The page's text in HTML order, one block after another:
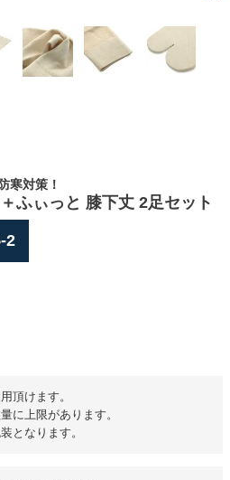
寒対策！
ふぃっと 膝下丈 2足セット
2
頂けます。
に上限があります。
となります。